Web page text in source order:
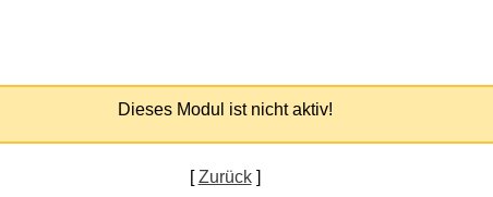
Dieses Modul ist nicht aktiv!
Zurück]